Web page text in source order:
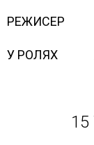
РЕЖИСЕР
У РОЛЯХ